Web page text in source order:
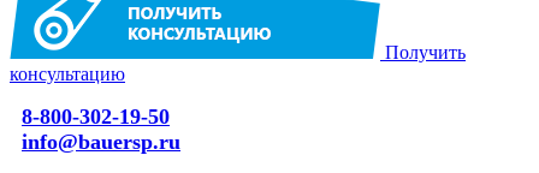
Получить
консультацию
8-800-302-19-50
info@bauersp.ru